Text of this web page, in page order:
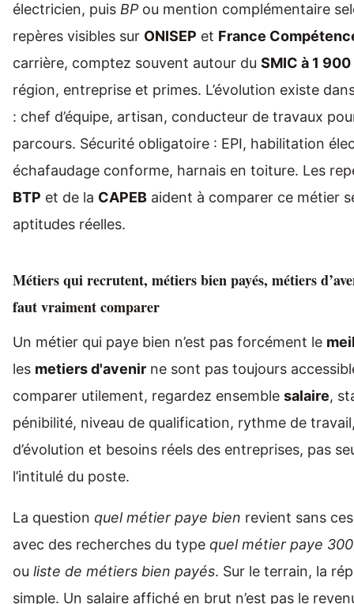
électricien, puis BPou mention complémentaire
repères visibles sur ONISEP et France
carrière, comptez souvent autour du SMIC à 1
région, entreprise et primes. L’évolution existe
: chef d’équipe, artisan, conducteur de travaux
parcours. Sécurité obligatoire : EPI, habilitation
échafaudage conforme, harnais en toiture. Les
BTP et de la CAPEB aident à comparer ce métier
aptitudes réelles.
Métiers qui recrutent, métiers bien payés, métiers
faut vraiment comparer
Un métier qui paye bien n’est pas forcément le
les metiers d'avenir ne sont pas toujours
comparer utilement, regardez ensemble salaire,
pénibilité, niveau de qualification, rythme de
d’évolution et besoins réels des entreprises, pas
l’intitulé du poste.
La question quel métier paye bien revient sans
avec des recherches du type quel métier paye
ou liste de métiers bien payés. Sur le terrain, la
simple. Un salaire affiché en brut n’est pas le